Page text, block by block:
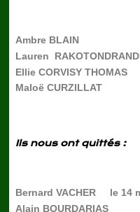
Ambre BLAIN
Lauren
Ellie CORVISY
Maloë
Ils nous ont quittés :
Bernard VACHER le 14
Alain